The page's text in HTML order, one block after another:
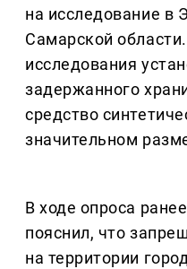
на исследование
Самарской
исследования
задержанного
средство
значительном
В ходе опроса
пояснил, что
на территории